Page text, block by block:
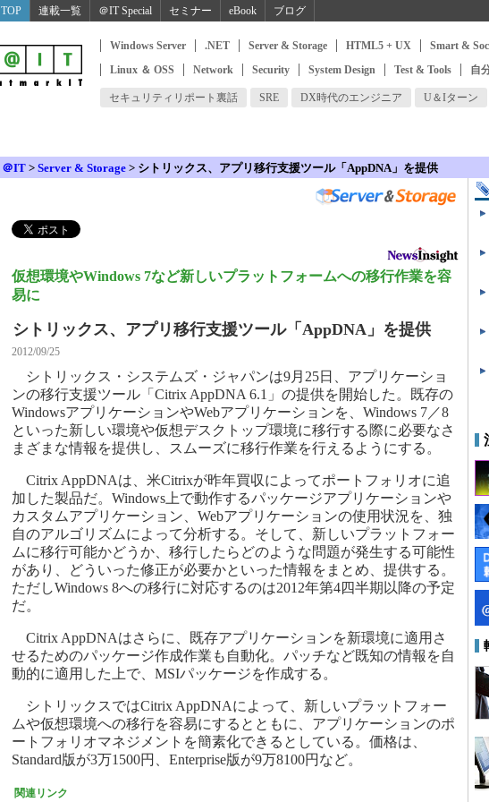
TOP 連載一覧 ＠IT Special セミナー eBook ブログ
Windows Server .NET Server & Storage HTML5 + UX Smart &
Linux ＆ OSS
Network Security System Design Test & Tools 自
セキュリティリポート裏話 SRE DX時代のエンジニア U＆Iターン
＠IT > Server & Storage > シトリックス、アプリ移行支援ツール「AppDNA」を提供
仮想環境やWindows 7など新しいプラットフォームへの移行作業を容
易に
シトリックス、アプリ移行支援ツール「AppDNA」を提供
2012/09/25
シトリックス・システムズ・ジャパンは9月25日、アプリケーショ
ンの移行支援ツール「Citrix AppDNA 6.1」の提供を開始した。既存の
WindowsアプリケーションやWebアプリケーションを、Windows 7／8
といった新しい環境や仮想デスクトップ環境に移行する際に必要なさ
まざまな情報を提供し、スムーズに移行作業を行えるようにする。
Citrix AppDNAは、米Citrixが昨年買収によってポートフォリオに追
加した製品だ。Windows上で動作するパッケージアプリケーションや
カスタムアプリケーション、Webアプリケーションの使用状況を、独
自のアルゴリズムによって分析する。そして、新しいプラットフォー
ムに移行可能かどうか、移行したらどのような問題が発生する可能性
があり、どういった修正が必要かといった情報をまとめ、提供する。
ただしWindows 8への移行に対応するのは2012年第4四半期以降の予定
だ。
Citrix AppDNAはさらに、既存アプリケーションを新環境に適用さ
せるためのパッケージ作成作業も自動化。パッチなど既知の情報を自
動的に適用した上で、MSIパッケージを作成する。
シトリックスではCitrix AppDNAによって、新しいプラットフォー
ムや仮想環境への移行を容易にするとともに、アプリケーションのポ
ートフォリオマネジメントを簡素化できるとしている。価格は、
Standard版が3万1500円、Enterprise版が9万8100円など。
関連リンク